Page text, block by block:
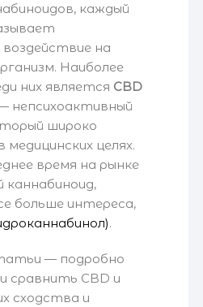
каждый
воздействие на
Наиболее
них является CBD
непсихоактивный
широко
медицинских целях.
время на рынке
каннабиноид,
больше интереса,
.
— подробно
сравнить CBD и
сходства и